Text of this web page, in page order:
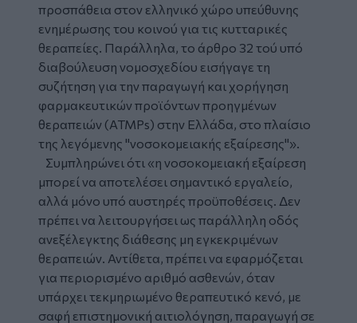
προσπάθεια στον ελληνικό χώρο υπεύθυνης
ενημέρωσης του κοινού για τις κυτταρικές
θεραπείες. Παράλληλα, το άρθρο 32 τού υπό
διαβούλευση νομοσχεδίου εισήγαγε τη
συζήτηση για την παραγωγή και χορήγηση
φαρμακευτικών προϊόντων προηγμένων
θεραπειών (ATMPs) στην Ελλάδα, στο πλαίσιο
της λεγόμενης "νοσοκομειακής εξαίρεσης"».
Συμπληρώνει ότι «η νοσοκομειακή εξαίρεση
μπορεί να αποτελέσει σημαντικό εργαλείο,
αλλά μόνο υπό αυστηρές προϋποθέσεις. Δεν
πρέπει να λειτουργήσει ως παράλληλη οδός
ανεξέλεγκτης διάθεσης μη εγκεκριμένων
θεραπειών. Αντίθετα, πρέπει να εφαρμόζεται
για περιορισμένο αριθμό ασθενών, όταν
υπάρχει τεκμηριωμένο θεραπευτικό κενό, με
σαφή επιστημονική αιτιολόγηση, παραγωγή σε